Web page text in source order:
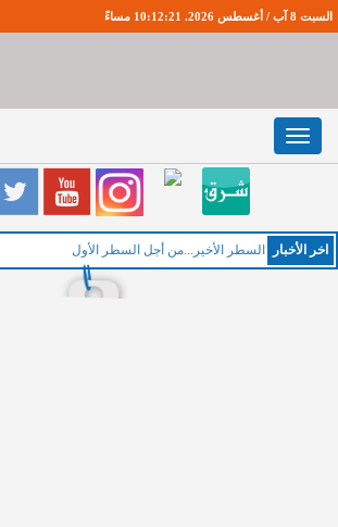
السبت 8 آب / أغسطس 2026. 10:12:22 مساءً
Toggle
navigation
اخر اﻷخبار السطر الأخير...من أجل السطر الأول